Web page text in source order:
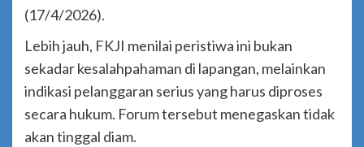
(17/4/2026).
Lebih jauh, FKJI menilai peristiwa ini bukan
sekadar kesalahpahaman di lapangan, melainkan
indikasi pelanggaran serius yang harus diproses
secara hukum. Forum tersebut menegaskan tidak
akan tinggal diam.